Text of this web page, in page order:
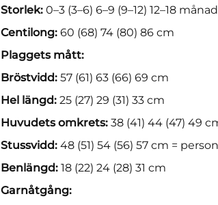
Storlek: 0–3 (3–6) 6–9 (9–12) 12–18
Centilong: 60 (68) 74 (80) 86 cm
Plaggets mått:
Bröstvidd: 57 (61) 63 (66) 69 cm
Hel längd: 25 (27) 29 (31) 33 cm
Huvudets omkrets: 38 (41) 44 (47) 49
Stussvidd: 48 (51) 54 (56) 57 cm =
Benlängd: 18 (22) 24 (28) 31 cm
Garnåtgång: